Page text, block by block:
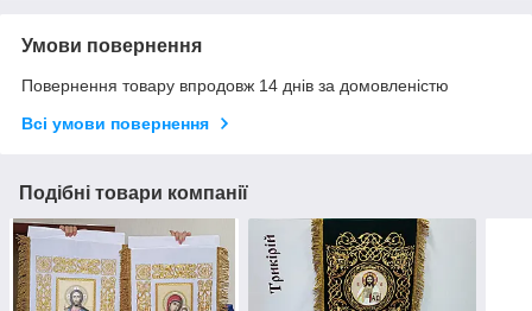
Умови повернення
Повернення товару впродовж 14 днів за домовленістю
Всі умови повернення
Подібні товари компанії